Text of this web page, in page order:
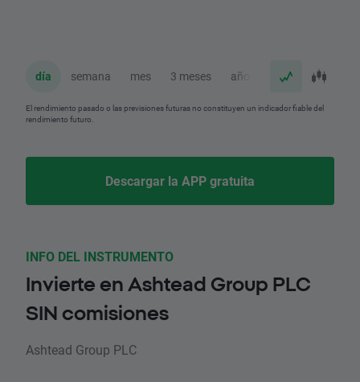
día semana mes 3 meses año
El rendimiento pasado o las previsiones futuras no constituyen un indicador fiable del
rendimiento futuro.
Descargar la APP gratuita
INFO DEL INSTRUMENTO
Invierte en Ashtead Group PLC
SIN comisiones
Ashtead Group PLC